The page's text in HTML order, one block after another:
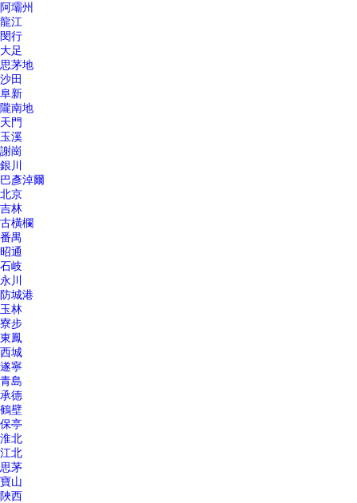
阿壩州
龍江
閔行
大足
思茅地
沙田
阜新
隴南地
天門
玉溪
謝崗
銀川
巴彥淖爾
北京
吉林
古橫欄
番禺
昭通
石岐
永川
防城港
玉林
寮步
東鳳
西城
遂寧
青島
承德
鶴壁
保亭
淮北
江北
思茅
寶山
陜西